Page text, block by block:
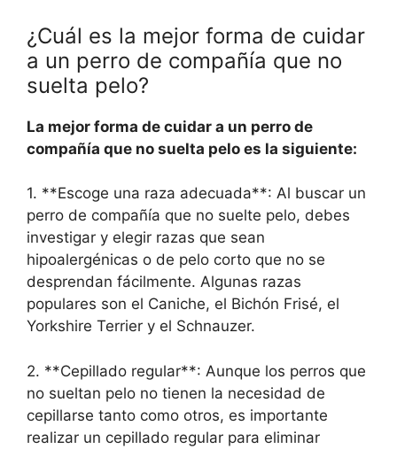
¿Cuál es la mejor forma de cuidar
a un perro de compañía que no
suelta pelo?
La mejor forma de cuidar a un perro de
compañía que no suelta pelo es la siguiente:
1. **Escoge una raza adecuada**: Al buscar un
perro de compañía que no suelte pelo, debes
investigar y elegir razas que sean
hipoalergénicas o de pelo corto que no se
desprendan fácilmente. Algunas razas
populares son el Caniche, el Bichón Frisé, el
Yorkshire Terrier y el Schnauzer.
2. **Cepillado regular**: Aunque los perros que
no sueltan pelo no tienen la necesidad de
cepillarse tanto como otros, es importante
realizar un cepillado regular para eliminar